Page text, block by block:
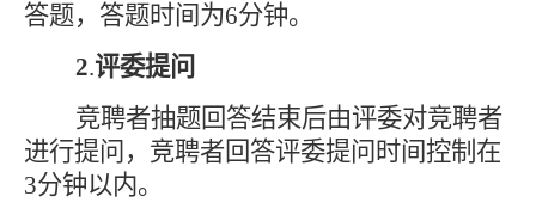
答题，答题时间为6分钟。
2.评委提问
竞聘者抽题回答结束后由评委对竞聘者
进行提问，竞聘者回答评委提问时间控制在
3分钟以内。